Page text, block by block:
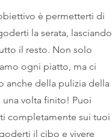
è permetterti di
la serata, lasciando
il resto. Non solo
ogni piatto, ma ci
anche della pulizia della
una volta finito! Puoi
completamente sui tuoi
il cibo e vivere